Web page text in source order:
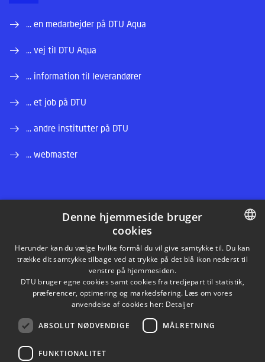
... en medarbejder på DTU Aqua
... vej til DTU Aqua
... information til leverandører
... et job på DTU
... andre institutter på DTU
... webmaster
LINKEDIN
INSTAGRAM
FACEBOOK
YOUTUBE
DANISH
ENGLISH
Denne hjemmeside bruger
cookies
Herunder kan du vælge hvilke formål du vil give samtykke til. Du kan
trække dit samtykke tilbage ved at trykke på det blå ikon nederst til
venstre på hjemmesiden.
DTU bruger egne cookies samt cookies fra tredjepart til statistik,
præferencer, optimering og markedsføring. Læs om vores
anvendelse af cookies her: Detaljer
ABSOLUT NØDVENDIGE MÅLRETNING
FUNKTIONALITET